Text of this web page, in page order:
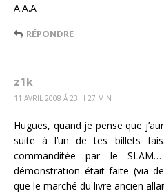
A.A.A
RÉPONDRE
z1k
11 AVRIL 2008 Á 23 H 27 MIN
Hugues, quand je pense que
suite à l’un de tes billets
commanditée par le
démonstration était faite (via
que le marché du livre ancien